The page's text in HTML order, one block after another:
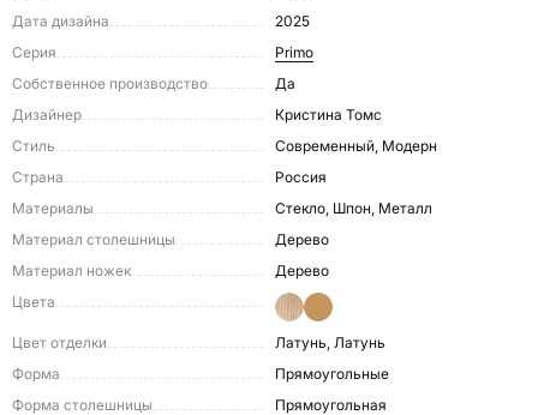
Дата дизайна
2025
Серия
Primo
Собственное производство
Да
Дизайнер
Кристина Томс
Стиль
Современный, Модерн
Страна
Россия
Материалы
Стекло, Шпон, Металл
Материал столешницы
Дерево
Материал ножек
Дерево
Цвета
Цвет отделки
Латунь, Латунь
Форма
Прямоугольные
Форма столешницы
Прямоугольная